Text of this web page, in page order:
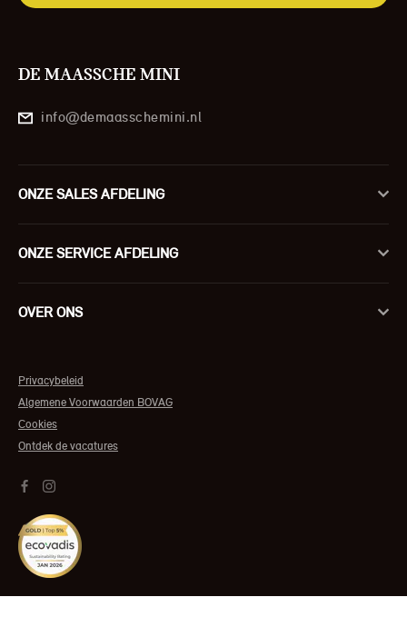
DE MAASSCHE MINI
info@demaasschemini.nl
ONZE SALES AFDELING
ONZE SERVICE AFDELING
OVER ONS
Privacybeleid
Algemene Voorwaarden BOVAG
Cookies
Ontdek de vacatures